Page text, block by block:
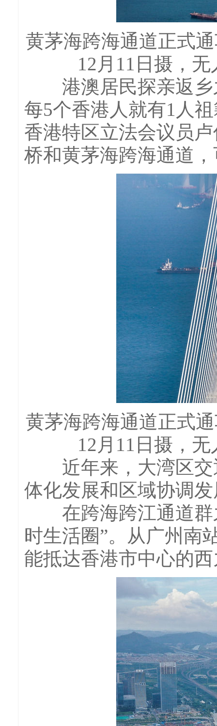
黄茅海跨海通道正式
12月11日摄，
港澳居民探亲返乡
每5个香港人就有1人
香港特区立法会议员
桥和黄茅海跨海通道
黄茅海跨海通道正式
12月11日摄，
近年来，大湾区交
体化发展和区域协调
在跨海跨江通道群
时生活圈”。从广州南
能抵达香港市中心的